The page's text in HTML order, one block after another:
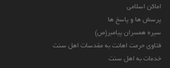
اماکن اسلامی
پرسش ها و پاسخ ها
سیره همسران پیامبر(ص)
فتاوی حرمت اهانت به مقدسات اهل سنت
خدمات به اهل سنت